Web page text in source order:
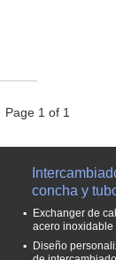
Page 1 of 1
concha y
Exchanger de
acero
Diseño